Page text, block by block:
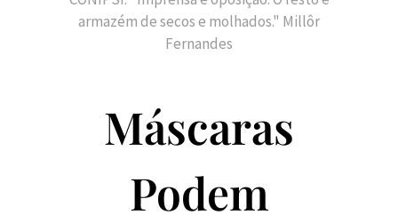
armazém de secos e molhados." Millôr
Fernandes
Máscaras
Podem